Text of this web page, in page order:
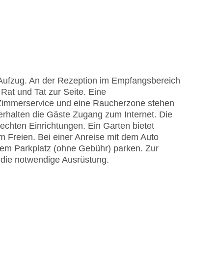
An der Rezeption im Empfangsbereich
und Tat zur Seite. Eine
und eine Raucherzone stehen
die Gäste Zugang zum Internet. Die
Einrichtungen. Ein Garten bietet
Freien. Bei einer Anreise mit dem Auto
Parkplatz (ohne Gebühr) parken. Zur
notwendige Ausrüstung.